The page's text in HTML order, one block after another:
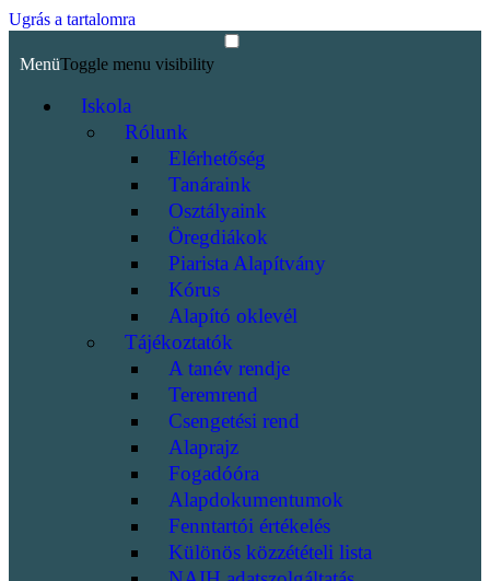
Ugrás a tartalomra
MenüToggle menu visibility
Iskola
Rólunk
Elérhetőség
Tanáraink
Osztályaink
Öregdiákok
Piarista Alapítvány
Kórus
Alapító oklevél
Tájékoztatók
A tanév rendje
Teremrend
Csengetési rend
Alaprajz
Fogadóóra
Alapdokumentumok
Fenntartói értékelés
Különös közzétételi lista